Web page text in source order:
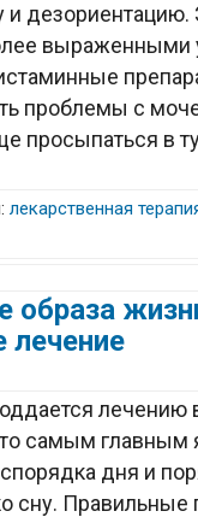
и
проблемы с
просыпаться в
лекарственная
образа
лечению
самым главным
дня и
сну. Правильные